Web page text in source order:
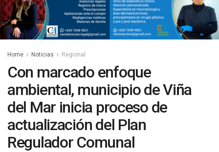
Home Noticias Regional
Con marcado enfoque
ambiental, municipio de Viña
del Mar inicia proceso de
actualización del Plan
Regulador Comunal